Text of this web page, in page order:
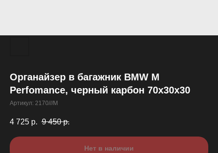
Органайзер в багажник BMW M
Perfomance, черный карбон 70х30х30
Артикул: 2170///M
4 725 р. 9 450 р.
Нет в наличии